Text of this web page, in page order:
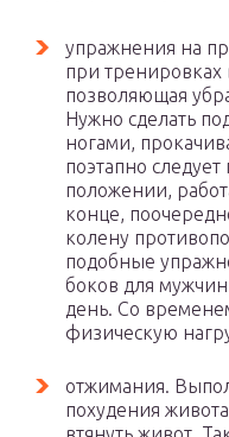
упражнения на
при тренировках
позволяющая
Нужно сделать
ногами,
поэтапно
положении,
конце,
колену
подобные
боков для
день. Со
физическую
отжимания.
похудения